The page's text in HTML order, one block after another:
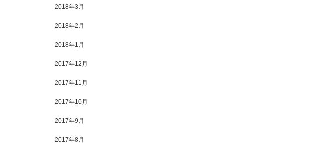
2018年3月
2018年2月
2018年1月
2017年12月
2017年11月
2017年10月
2017年9月
2017年8月